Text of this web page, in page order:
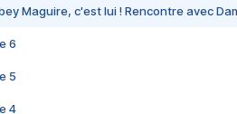
Maguire, c'est lui ! Rencontre avec
6
5
4